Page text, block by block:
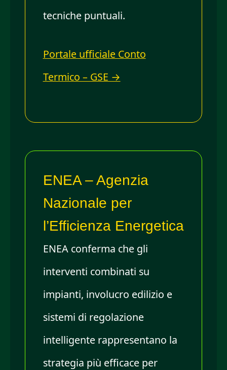
tecniche puntuali.
Portale ufficiale Conto
Termico – GSE →
ENEA – Agenzia
Nazionale per
l’Efficienza Energetica
ENEA conferma che gli
interventi combinati su
impianti, involucro edilizio e
sistemi di regolazione
intelligente rappresentano la
strategia più efficace per